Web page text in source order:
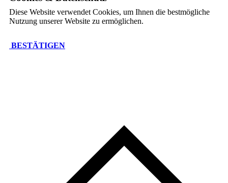
Diese Website verwendet Cookies, um Ihnen die bestmögliche
Nutzung unserer Website zu ermöglichen.
BESTÄTIGEN